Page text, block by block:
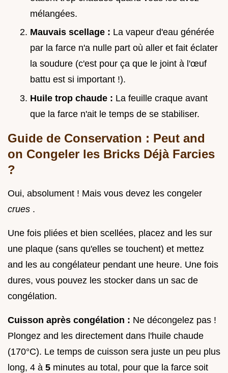
mélangées.
Mauvais scellage : La vapeur d'eau générée
par la farce n'a nulle part où aller et fait éclater
la soudure (c'est pour ça que le joint à l'œuf
battu est si important !).
Huile trop chaude : La feuille craque avant
que la farce n'ait le temps de se stabiliser.
Guide de Conservation : Peut and
on Congeler les Bricks Déjà Farcies
?
Oui, absolument ! Mais vous devez les congeler
crues .
Une fois pliées et bien scellées, placez and les sur
une plaque (sans qu'elles se touchent) et mettez
and les au congélateur pendant une heure. Une fois
dures, vous pouvez les stocker dans un sac de
congélation.
Cuisson après congélation : Ne décongelez pas !
Plongez and les directement dans l'huile chaude
(170°C). Le temps de cuisson sera juste un peu plus
long, 4 à 5 minutes au total, pour que la farce soit